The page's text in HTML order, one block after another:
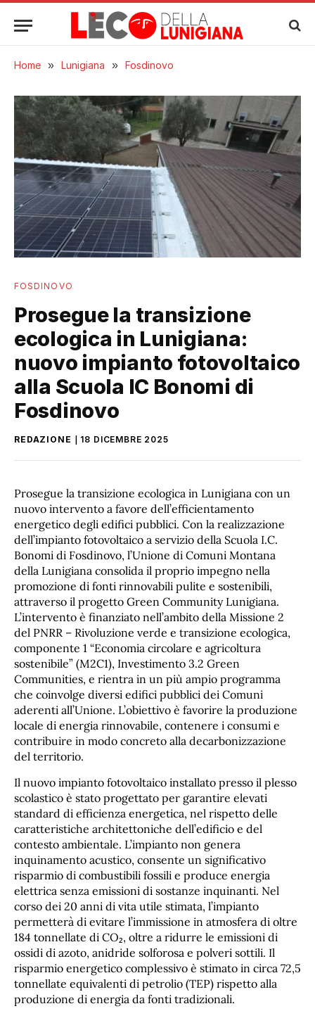
Home » Lunigiana » Fosdinovo
FOSDINOVO
Prosegue la transizione
ecologica in Lunigiana:
nuovo impianto fotovoltaico
alla Scuola IC Bonomi di
Fosdinovo
REDAZIONE 18 DICEMBRE 2025
Prosegue la transizione ecologica in Lunigiana con un
nuovo intervento a favore dell’efficientamento
energetico degli edifici pubblici. Con la realizzazione
dell’impianto fotovoltaico a servizio della Scuola I.C.
Bonomi di Fosdinovo, l’Unione di Comuni Montana
della Lunigiana consolida il proprio impegno nella
promozione di fonti rinnovabili pulite e sostenibili,
attraverso il progetto Green Community Lunigiana.
L’intervento è finanziato nell’ambito della Missione 2
del PNRR – Rivoluzione verde e transizione ecologica,
componente 1 “Economia circolare e agricoltura
sostenibile” (M2C1), Investimento 3.2 Green
Communities, e rientra in un più ampio programma
che coinvolge diversi edifici pubblici dei Comuni
aderenti all’Unione. L’obiettivo è favorire la produzione
locale di energia rinnovabile, contenere i consumi e
contribuire in modo concreto alla decarbonizzazione
del territorio.
Il nuovo impianto fotovoltaico installato presso il plesso
scolastico è stato progettato per garantire elevati
standard di efficienza energetica, nel rispetto delle
caratteristiche architettoniche dell’edificio e del
contesto ambientale. L’impianto non genera
inquinamento acustico, consente un significativo
risparmio di combustibili fossili e produce energia
elettrica senza emissioni di sostanze inquinanti. Nel
corso dei 20 anni di vita utile stimata, l’impianto
permetterà di evitare l’immissione in atmosfera di oltre
184 tonnellate di CO₂, oltre a ridurre le emissioni di
ossidi di azoto, anidride solforosa e polveri sottili. Il
risparmio energetico complessivo è stimato in circa 72,5
tonnellate equivalenti di petrolio (TEP) rispetto alla
produzione di energia da fonti tradizionali.